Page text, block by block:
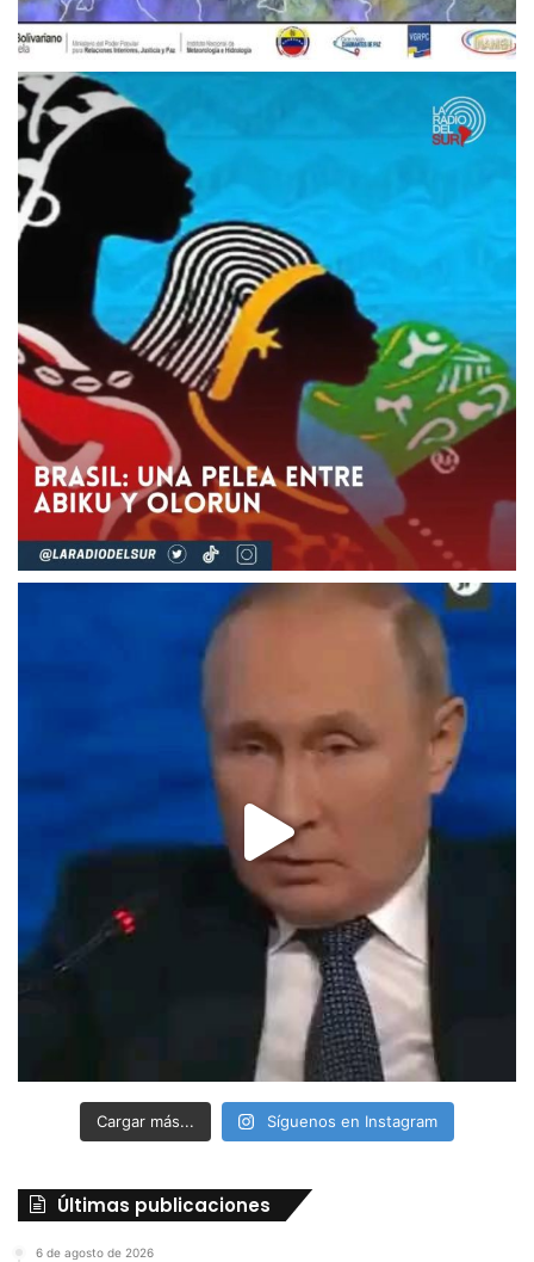
Cargar más... Síguenos en Instagram
Últimas publicaciones
6 de agosto de 2026